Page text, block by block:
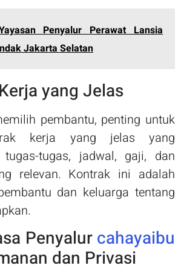
Penyalur Perawat Lansia
Jakarta Selatan
yang Jelas
pembantu, penting untuk
kerja yang jelas yang
tugas-tugas, jadwal, gaji, dan
relevan. Kontrak ini adalah
dan keluarga tentang
Penyalurcahayaibu
dan Privasi